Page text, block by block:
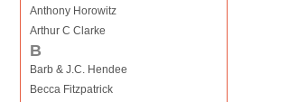
Anthony Horowitz
Arthur C Clarke
B
Barb & J.C. Hendee
Becca Fitzpatrick